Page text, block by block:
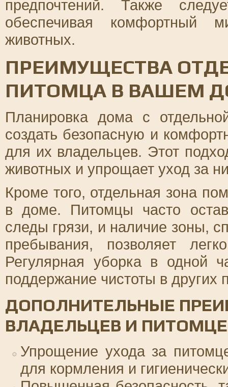
предпочтений. Также
обеспечивая комфортный
животных.
ПРЕИМУЩЕСТВА
ПИТОМЦА В ВАШЕМ
Планировка дома с
создать безопасную и
для их владельцев. Этот
животных и упрощает уход за
Кроме того, отдельная зона
в доме. Питомцы часто
следы грязи, и наличие зоны,
пребывания, позволяет
Регулярная уборка в одной
поддержание чистоты в других
ДОПОЛНИТЕЛЬНЫЕ
ВЛАДЕЛЬЦЕВ И
Упрощение ухода за
для кормления и